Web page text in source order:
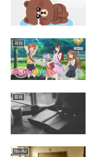
孤独
孤独
No-Ad